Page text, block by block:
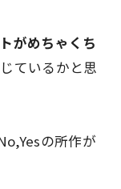
がめちゃくち
ているかと思
の所作が